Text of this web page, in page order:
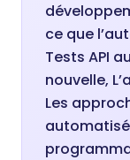
ce que
Tests API
nouvelle,
Les